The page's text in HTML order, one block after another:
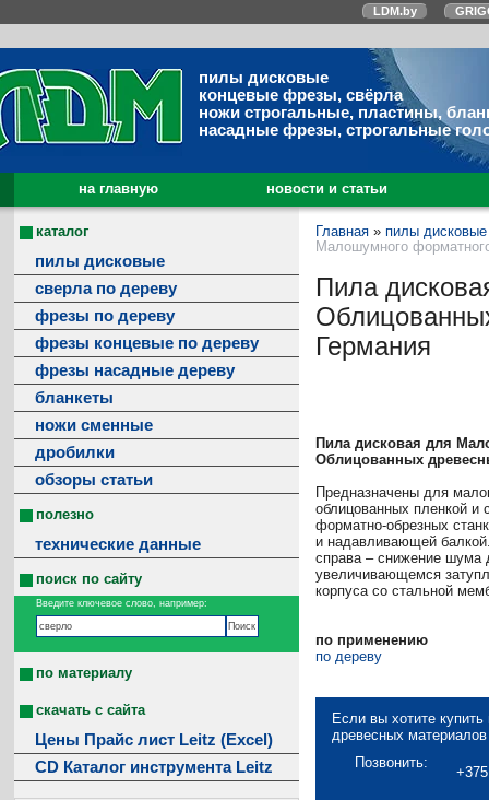
LDM.by
пилы дисковые
концевые фрезы, свёрла
ножи строгальные, пластины,
насадные фрезы, строгальные
на главную новости и статьи
каталог
пилы дисковые
сверла по дереву
фрезы по дереву
фрезы концевые по дереву
фрезы насадные дереву
бланкеты
ножи сменные
дробилки
обзоры статьи
полезно
технические данные
поиск по сайту
Введите ключевое слово, например:
по материалу
скачать с сайта
Цены Прайс лист Leitz (Excel)
CD Каталог инструмента Leitz
Главная » пилы дисковые
Малошумного
Пила
Германия
Пила дисковая для
Облицованных
Предназначены для
облицованных пленкой и
форматно-обрезных
и надавливающей
справа – снижение шума
увеличивающемся
корпуса со стальной
по применению
по дереву
Если вы хотите
древесных
Позвонить: